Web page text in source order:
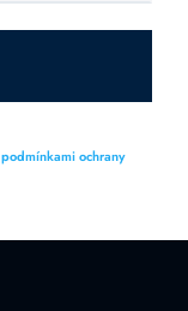
podmínkami ochrany